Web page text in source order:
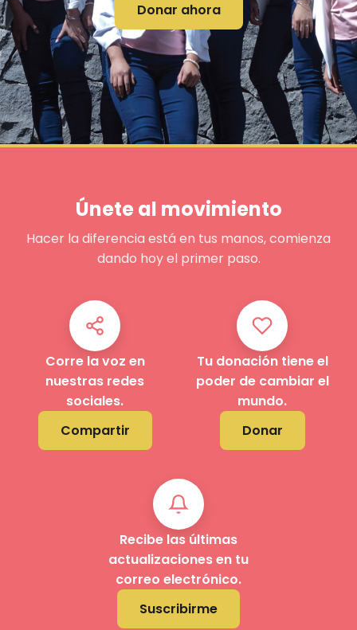
Donar ahora
Únete al movimiento
Hacer la diferencia está en tus manos, comienza
dando hoy el primer paso.
Corre la voz en
nuestras redes
sociales.
Compartir
Tu donación tiene el
poder de cambiar el
mundo.
Donar
Recibe las últimas
actualizaciones en tu
correo electrónico.
Suscribirme